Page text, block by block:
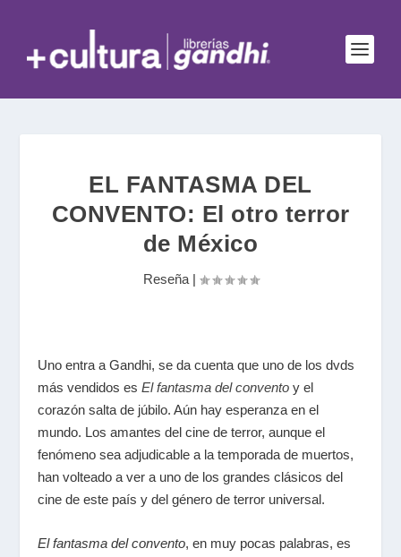
EL FANTASMA DEL
CONVENTO: El otro terror
de México
Reseña|
Uno entra a Gandhi, se da cuenta que uno de los dvds
más vendidos esEl fantasma del convento y el
corazón salta de júbilo. Aún hay esperanza en el
mundo. Los amantes del cine de terror, aunque el
fenómeno sea adjudicable a la temporada de muertos,
han volteado a ver a uno de los grandes clásicos del
cine de este país y del género de terror universal.
El fantasma del convento, en muy pocas palabras, es